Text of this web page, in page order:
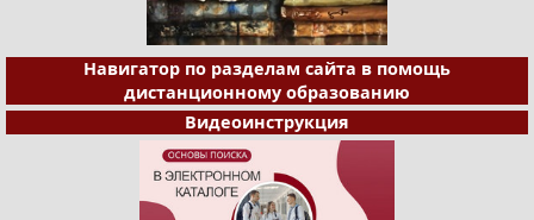
Навигатор по разделам сайта в помощь
дистанционному образованию
Видеоинструкция